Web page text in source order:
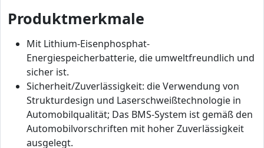
Produktmerkmale
Mit Lithium-Eisenphosphat-
Energiespeicherbatterie, die umweltfreundlich und
sicher ist.
Sicherheit/Zuverlässigkeit: die Verwendung von
Strukturdesign und Laserschweißtechnologie in
Automobilqualität; Das BMS-System ist gemäß den
Automobilvorschriften mit hoher Zuverlässigkeit
ausgelegt.